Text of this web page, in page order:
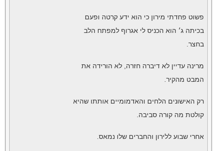
פשוט פחדתי מירון כי הוא ידע קרטה ופעם
בכיתה ג׳ הוא הכניס לי אגרוף למפתח הלב
בחצר.
מרינה עדיין לא דיברה חזרה, לא הורידה את
המבט מהקיר.
רק האישונים הלחים והאדמומיים אותתו שהיא
קולטת מה קורה סביבה.
אחרי שבוע ללירון והחברים שלו נמאס.